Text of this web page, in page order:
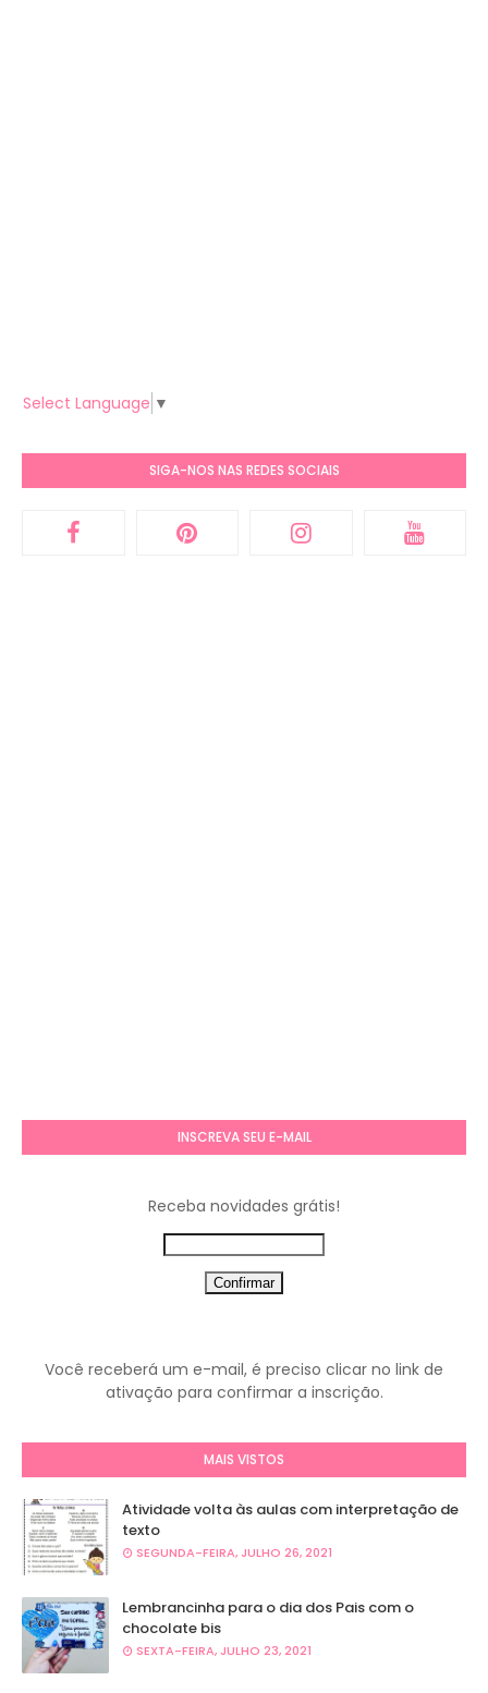
Select Language ▼
SIGA-NOS NAS REDES SOCIAIS
INSCREVA SEU E-MAIL
Receba novidades grátis!
Você receberá um e-mail, é preciso clicar no link de
ativação para confirmar a inscrição.
MAIS VISTOS
Atividade volta às aulas com interpretação de
texto
SEGUNDA-FEIRA, JULHO 26, 2021
Lembrancinha para o dia dos Pais com o
chocolate bis
SEXTA-FEIRA, JULHO 23, 2021